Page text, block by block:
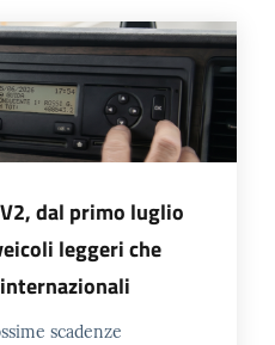
dal primo luglio
leggeri che
scadenze